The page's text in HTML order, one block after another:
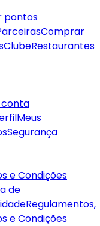
pontos
Comprar
ClubeRestaurantes
conta
Meus
Segurança
e Condições
de
Regulamentos,
e Condições